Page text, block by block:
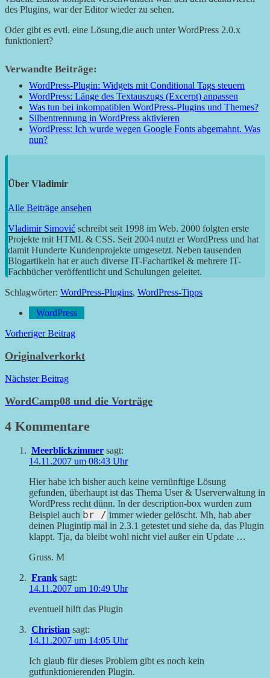
des Plugins, war der Editor wieder zu sehen.
Oder gibt es evtl. eine Lösung,die auch unter WordPress 2.0.x
funktioniert?
Verwandte Beiträge:
WordPress-Plugin: Widgets mit Conditional Tags steuern
WordPress: Länge des Textauszugs (Excerpt) anpassen
Was tun bei inkompatiblen WordPress-Plugins und Themes?
Silbentrennung in WordPress aktivieren
WordPress: Ich wurde wegen Google Fonts abgemahnt. Was
nun?
Über Vladimir
Alle Beiträge ansehen
Vladimir Simović schreibt seit 1998 im Web. 2000 folgten erste
Projekte mit HTML & CSS. Seit 2004 nutzt er WordPress und hat
damit Hunderte Kundenprojekte umgesetzt. Neben tausenden
Blogartikeln hat er auch diverse IT-Fachartikel & mehrere IT-
Fachbücher veröffentlicht und Schulungen geleitet.
Schlagwörter: WordPress-Plugins, WordPress-Tipps
WordPress
Beitragsnavigation
Vorheriger Beitrag
Originalverkorkt
Nächster Beitrag
WordCamp08 und die Vorträge
4 Kommentare
Meerblickzimmer sagt:
14.11.2007 um 08:43 Uhr
Hier habe ich bisher auch keine vernünftige Lösung
gefunden, überhaupt ist das Thema User & Userverwaltung in
WordPress recht dünn. In der description-box wurden zum
Beispiel auch br / immer wieder gelöscht. Mh, hab aber
deinen Plugintip mal in 2.3.1 getestet und siehe da, das Plugin
klappt. Tja, da bleibt wohl nicht viel außer ein Update …
Gruss. M
Frank sagt:
14.11.2007 um 10:49 Uhr
eventuell hilft das Plugin
Christian sagt:
14.11.2007 um 14:05 Uhr
Ich glaub für dieses Problem gibt es noch kein
gutfunktionierenden Plugin.